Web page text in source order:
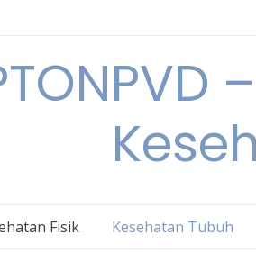
Fisik Kesehatan Tubuh